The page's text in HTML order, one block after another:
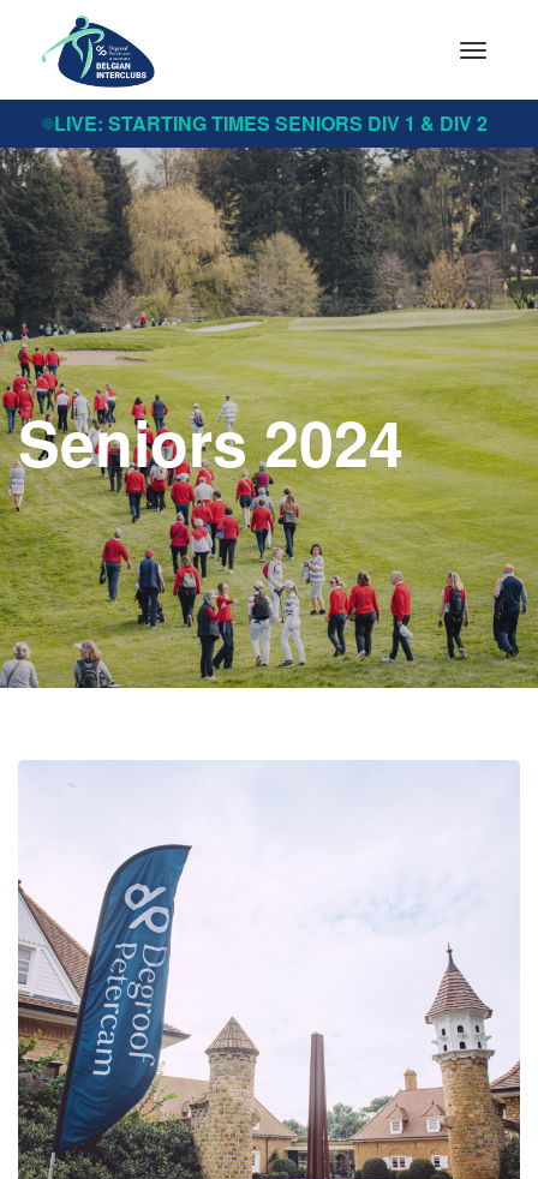
Toggle
LIVE: STARTING TIMES SENIORS DIV 1 & DIV 2
Seniors 2024